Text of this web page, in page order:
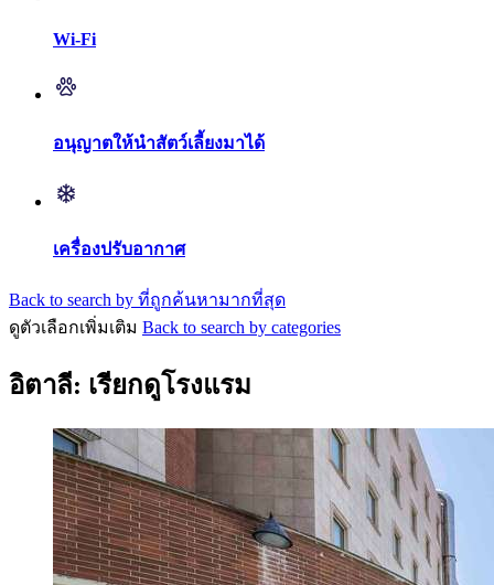
Wi-Fi
อนุญาตให้นำสัตว์เลี้ยงมาได้
เครื่องปรับอากาศ
Back to search by ที่ถูกค้นหามากที่สุด
ดูตัวเลือกเพิ่มเติม Back to search by categories
อิตาลี: เรียกดูโรงแรม